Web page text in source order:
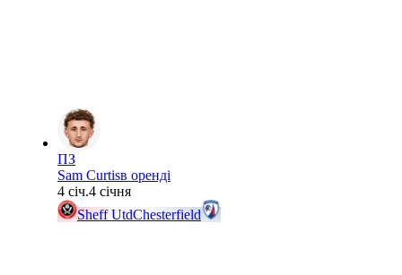
ПЗ
Sam Curtisв оренді
4 січ.4 січня
Sheff UtdChesterfield